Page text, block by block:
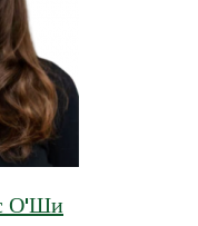
О'Ши